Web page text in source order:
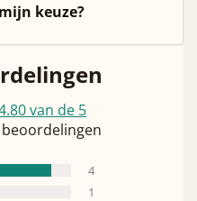
keuze?
van de 5
4
1